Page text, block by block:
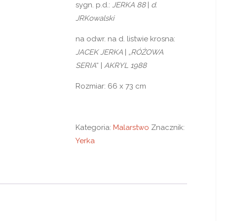
sygn. p.d.: JERKA 88| d.
JRKowalski
na odwr. na d. listwie krosna:
JACEK JERKA| „RÓŻOWA
SERIA“ | AKRYL 1988
Rozmiar: 66 x 73 cm
Kategoria: Malarstwo Znacznik:
Yerka